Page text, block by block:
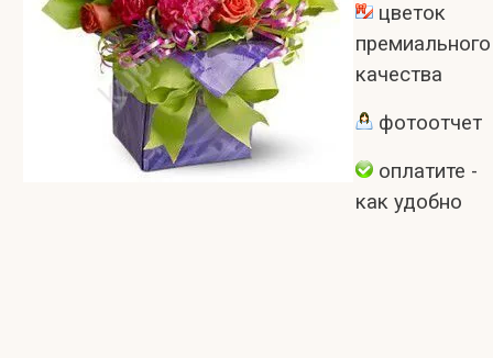
цветок
премиального
качества
фотоотчет
оплатите -
как удобно